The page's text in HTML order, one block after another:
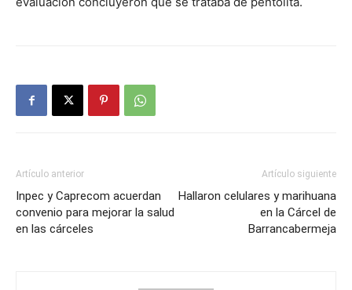
Artículo anterior
Inpec y Caprecom acuerdan
convenio para mejorar la salud
en las cárceles
Artículo siguiente
Hallaron celulares y marihuana
en la Cárcel de
Barrancabermeja